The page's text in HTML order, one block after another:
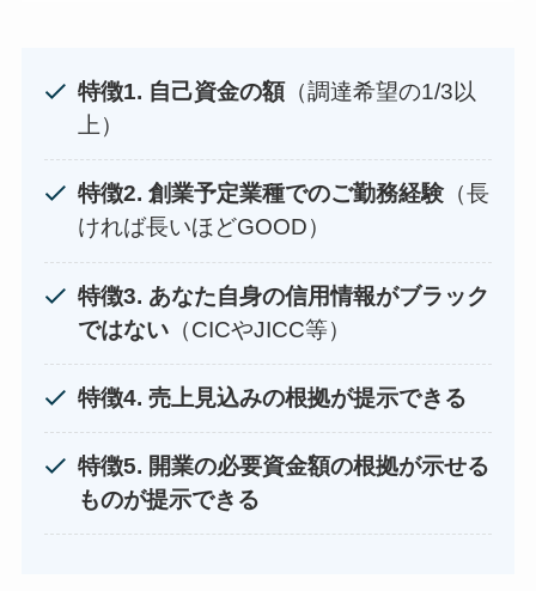
特徴1. 自己資金の額（調達希望の1/3以
上）
特徴2. 創業予定業種でのご勤務経験（長
ければ長いほどGOOD）
特徴3. あなた自身の信用情報がブラック
ではない（CICやJICC等）
特徴4. 売上見込みの根拠が提示できる
特徴5. 開業の必要資金額の根拠が示せる
ものが提示できる